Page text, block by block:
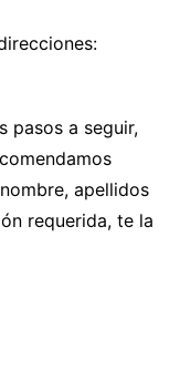
pasos a seguir,
apellidos
requerida, te la